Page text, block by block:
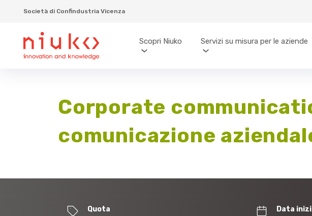
Società di Confindustria Vicenza
Scopri Niuko Servizi su misura per le aziende
Corporate
comunicazione
Quota Data